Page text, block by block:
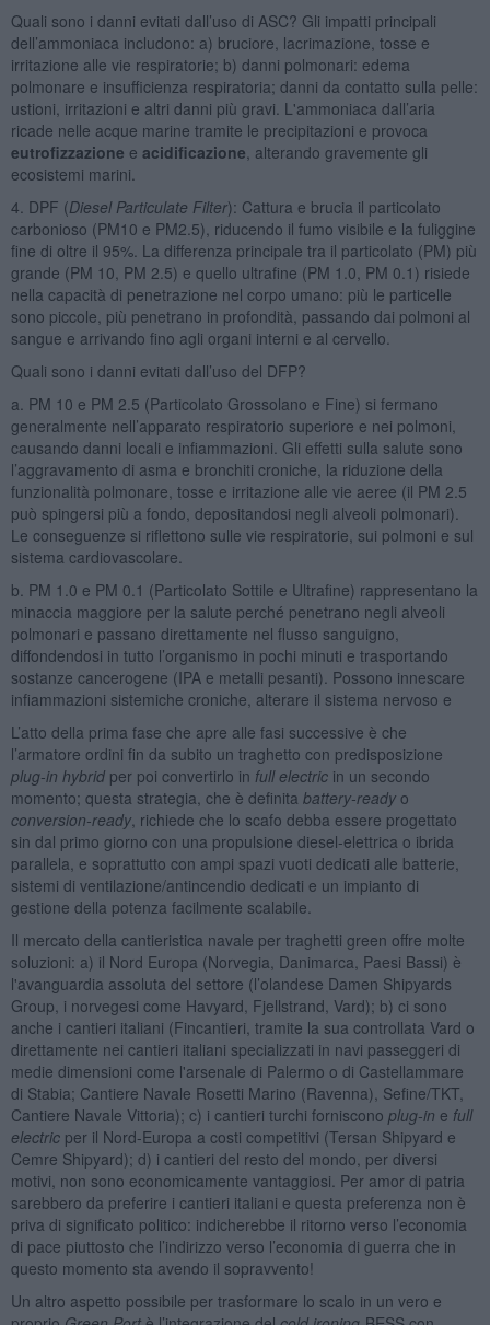
Quali sono i danni evitati dall’uso di ASC? Gli impatti principali
dell’ammoniaca includono: a) bruciore, lacrimazione, tosse e
irritazione alle vie respiratorie; b) danni polmonari: edema
polmonare e insufficienza respiratoria; danni da contatto sulla pelle:
ustioni, irritazioni e altri danni più gravi. L'ammoniaca dall’aria
ricade nelle acque marine tramite le precipitazioni e provoca
eutrofizzazione e acidificazione , alterando gravemente gli
ecosistemi marini.
4. DPF (Diesel Particulate Filter): Cattura e brucia il particolato
carbonioso (PM10 e PM2.5), riducendo il fumo visibile e la fuliggine
fine di oltre il 95%. La differenza principale tra il particolato (PM) più
grande (PM 10, PM 2.5) e quello ultrafine (PM 1.0, PM 0.1) risiede
nella capacità di penetrazione nel corpo umano: più le particelle
sono piccole, più penetrano in profondità, passando dai polmoni al
sangue e arrivando fino agli organi interni e al cervello.
Quali sono i danni evitati dall’uso del DFP?
a. PM 10 e PM 2.5 (Particolato Grossolano e Fine) si fermano
generalmente nell’apparato respiratorio superiore e nei polmoni,
causando danni locali e infiammazioni. Gli effetti sulla salute sono
l’aggravamento di asma e bronchiti croniche, la riduzione della
funzionalità polmonare, tosse e irritazione alle vie aeree (il PM 2.5
può spingersi più a fondo, depositandosi negli alveoli polmonari).
Le conseguenze si riflettono sulle vie respiratorie, sui polmoni e sul
sistema cardiovascolare.
b. PM 1.0 e PM 0.1 (Particolato Sottile e Ultrafine) rappresentano la
minaccia maggiore per la salute perché penetrano negli alveoli
polmonari e passano direttamente nel flusso sanguigno,
diffondendosi in tutto l’organismo in pochi minuti e trasportando
sostanze cancerogene (IPA e metalli pesanti). Possono innescare
infiammazioni sistemiche croniche, alterare il sistema nervoso e
L’atto della prima fase che apre alle fasi successive è che
l’armatore ordini fin da subito un traghetto con predisposizione
plug-in hybridper poi convertirlo in full electricin un secondo
momento; questa strategia, che è definita battery-readyo
conversion-ready, richiede che lo scafo debba essere progettato
sin dal primo giorno con una propulsione diesel-elettrica o ibrida
parallela, e soprattutto con ampi spazi vuoti dedicati alle batterie,
sistemi di ventilazione/antincendio dedicati e un impianto di
gestione della potenza facilmente scalabile.
Il mercato della cantieristica navale per traghetti green offre molte
soluzioni: a) il Nord Europa (Norvegia, Danimarca, Paesi Bassi) è
l'avanguardia assoluta del settore (l’olandese Damen Shipyards
Group, i norvegesi come Havyard, Fjellstrand, Vard); b) ci sono
anche i cantieri italiani (Fincantieri, tramite la sua controllata Vard o
direttamente nei cantieri italiani specializzati in navi passeggeri di
medie dimensioni come l'arsenale di Palermo o di Castellammare
di Stabia; Cantiere Navale Rosetti Marino (Ravenna), Sefine/TKT,
Cantiere Navale Vittoria); c) i cantieri turchi forniscono plug-in e full
electricper il Nord-Europa a costi competitivi (Tersan Shipyard e
Cemre Shipyard); d) i cantieri del resto del mondo, per diversi
motivi, non sono economicamente vantaggiosi. Per amor di patria
sarebbero da preferire i cantieri italiani e questa preferenza non è
priva di significato politico: indicherebbe il ritorno verso l’economia
di pace piuttosto che l’indirizzo verso l’economia di guerra che in
questo momento sta avendo il sopravvento!
Un altro aspetto possibile per trasformare lo scalo in un vero e